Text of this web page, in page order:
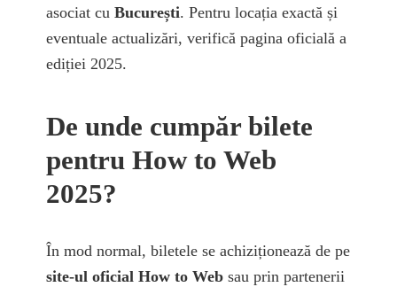
asociat cu București. Pentru locația exactă și
eventuale actualizări, verifică pagina oficială a
ediției 2025.
De unde cumpăr bilete
pentru How to Web
2025?
În mod normal, biletele se achiziționează de pe
site-ul oficial How to Web sau prin partenerii